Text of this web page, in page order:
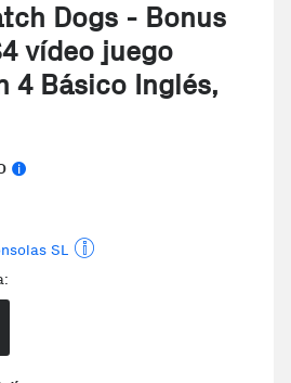
Dogs - Bonus
vídeo juego
4 Básico Inglés,
SL